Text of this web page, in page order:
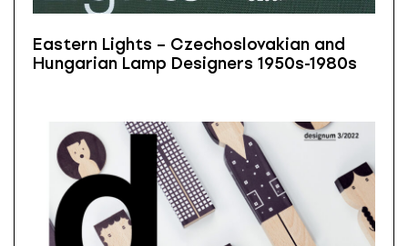
Eastern Lights – Czechoslovakian and
Hungarian Lamp Designers 1950s-1980s